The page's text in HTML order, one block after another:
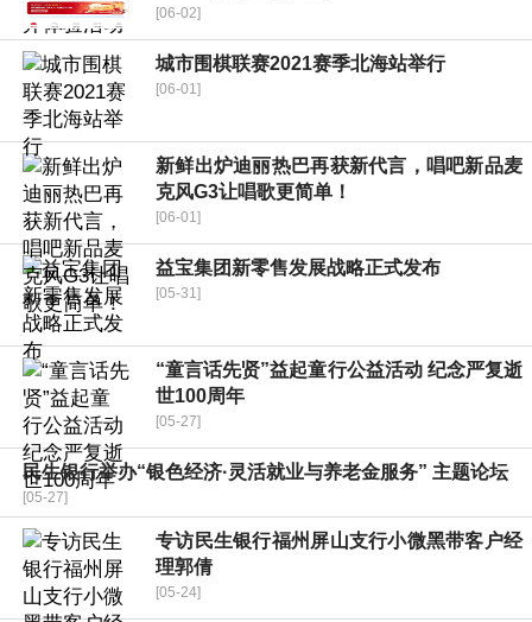
[06-02]
城市围棋联赛2021赛季北海站举行
[06-01]
新鲜出炉迪丽热巴再获新代言，唱吧新品麦
克风G3让唱歌更简单！
[06-01]
益宝集团新零售发展战略正式发布
[05-31]
“童言话先贤”益起童行公益活动 纪念严复逝
世100周年
[05-27]
民生银行举办“银色经济·灵活就业与养老金服务” 主题论坛
[05-27]
专访民生银行福州屏山支行小微黑带客户经
理郭倩
[05-24]